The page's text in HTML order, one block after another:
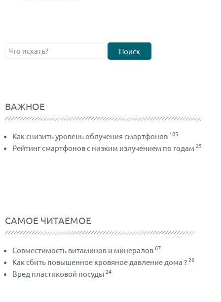
Поиск
ВАЖНОЕ
Как снизить уровень облучения смартфонов 105
Рейтинг смартфонов с низким излучением по годам 25
САМОЕ ЧИТАЕМОЕ
Совместимость витаминов и минералов67
Как сбить повышенное кровяное давление дома ? 26
Вред пластиковой посуды 24